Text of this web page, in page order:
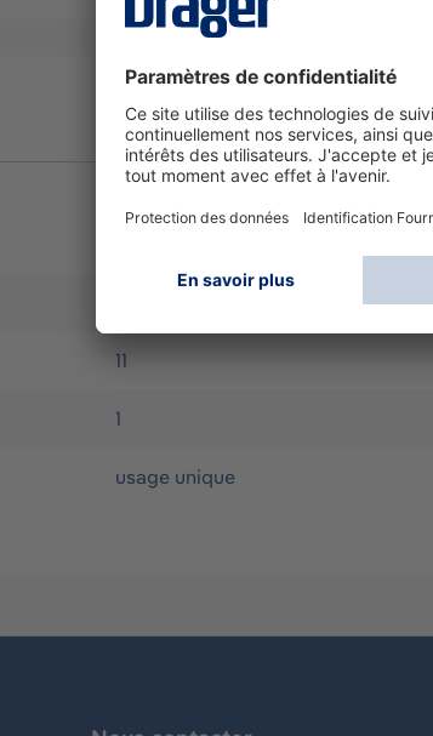
Agents infectieux, Gaz, Liquides,
11
1
usage unique